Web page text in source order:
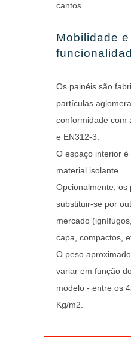
cantos.
Mobilidade e
Os painéis são
partículas
conformidade com
e EN312-3.
O espaço interior
material isolante.
Opcionalmente, os
substituir-se por
mercado
capa, compactos,
O peso
variar em função
modelo - entre os
Kg/m2.